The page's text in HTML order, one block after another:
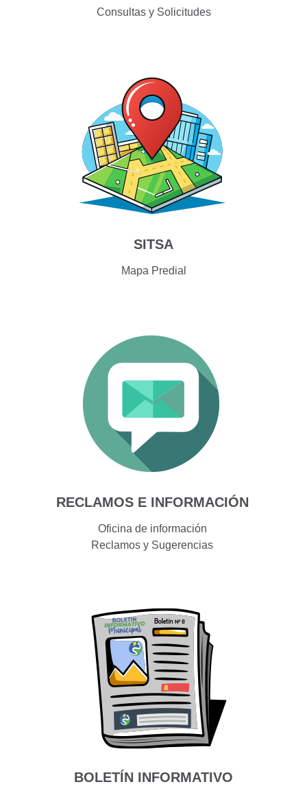
Consultas y Solicitudes
SITSA
Mapa Predial
RECLAMOS E INFORMACIÓN
Oficina de información
Reclamos y Sugerencias
BOLETÍN INFORMATIVO